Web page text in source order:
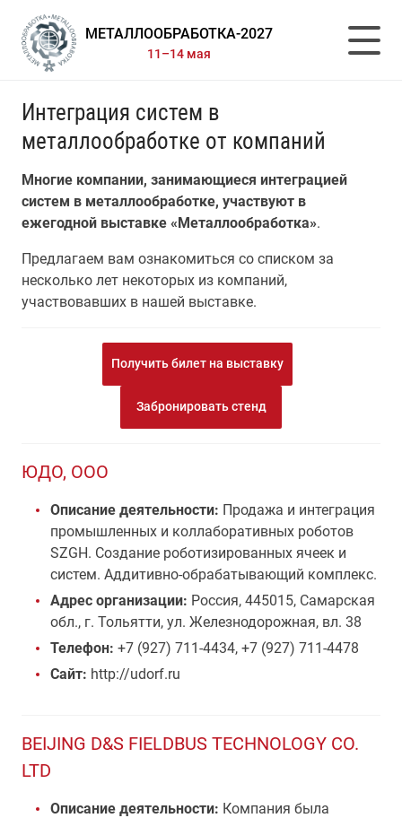
МЕТАЛЛООБРАБОТКА-2027
11–14 мая
Интеграция систем в
металлообработке от компаний
Многие компании, занимающиеся интеграцией
систем в металлообработке, участвуют в
ежегодной выставке «Металлообработка».
Предлагаем вам ознакомиться со списком за
несколько лет некоторых из компаний,
участвовавших в нашей выставке.
Получить билет на выставку
Забронировать стенд
ЮДО, ООО
Описание деятельности: Продажа и интеграция
промышленных и коллаборативных роботов
SZGH. Создание роботизированных ячеек и
систем. Аддитивно-обрабатывающий комплекс.
Адрес организации: Россия, 445015, Самарская
обл., г. Тольятти, ул. Железнодорожная, вл. 38
Телефон: +7 (927) 711-4434, +7 (927) 711-4478
Сайт: http://udorf.ru
BEIJING D&S FIELDBUS TECHNOLOGY CO.
LTD
Описание деятельности: Компания была